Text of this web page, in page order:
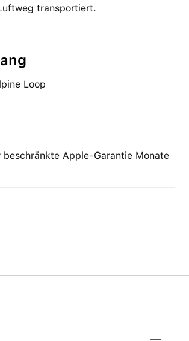
transportiert.
Loop
beschränkte Apple-Garantie Monate